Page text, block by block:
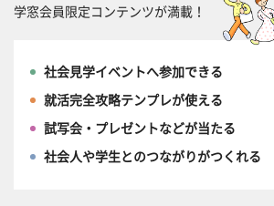
学窓会員限定コンテンツが満載！
社会見学イベントへ参加できる
就活完全攻略テンプレが使える
試写会・プレゼントなどが当たる
社会人や学生とのつながりがつくれる